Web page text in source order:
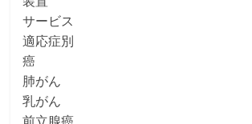
サービス
適応症別
癌
肺がん
乳がん